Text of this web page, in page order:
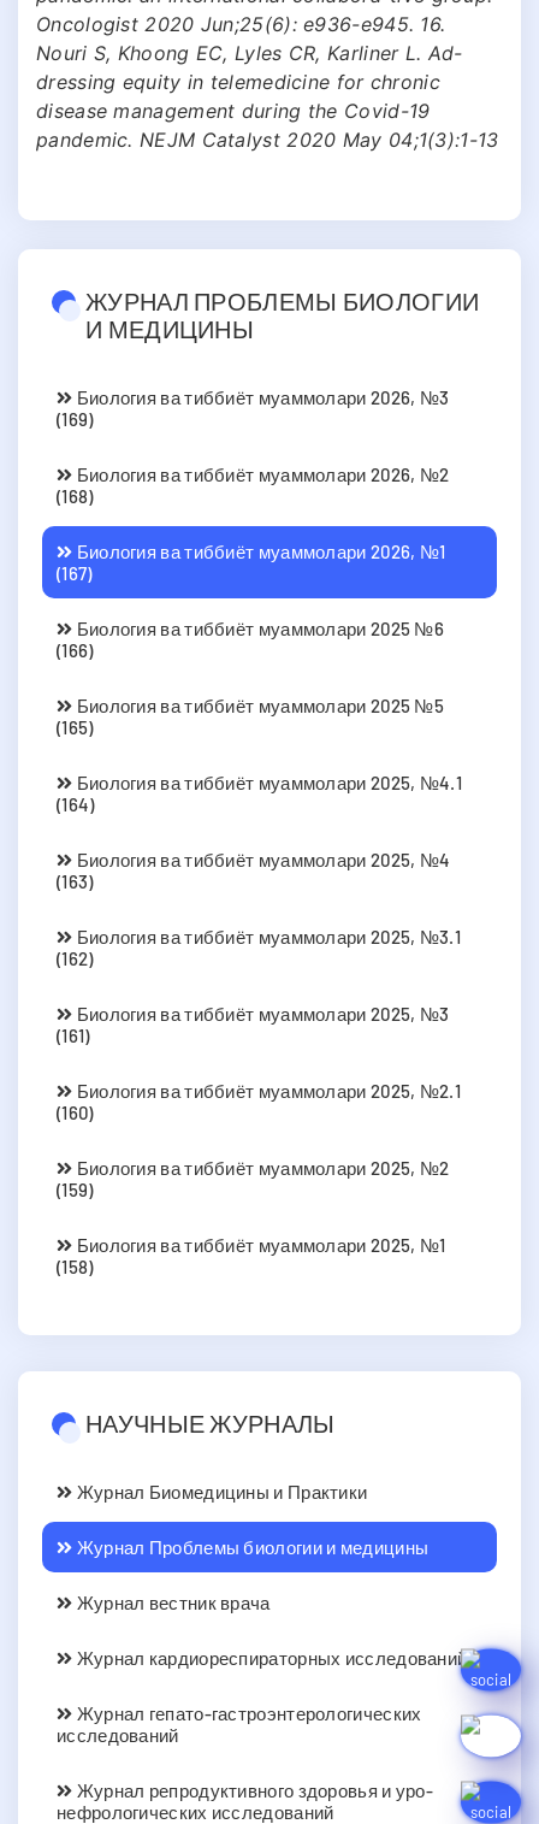
Oncologist 2020 Jun;25(6): e936-e945. 16.
Nouri S, Khoong EC, Lyles CR, Karliner L. Ad-
dressing equity in telemedicine for chronic
disease management during the Covid-19
pandemic. NEJM Catalyst 2020 May 04;1(3):1-13
ЖУРНАЛ ПРОБЛЕМЫ БИОЛОГИИ
И МЕДИЦИНЫ
Биология ва тиббиёт муаммолари 2026, №3
(169)
Биология ва тиббиёт муаммолари 2026, №2
(168)
Биология ва тиббиёт муаммолари 2026, №1
(167)
Биология ва тиббиёт муаммолари 2025 №6
(166)
Биология ва тиббиёт муаммолари 2025 №5
(165)
Биология ва тиббиёт муаммолари 2025, №4.1
(164)
Биология ва тиббиёт муаммолари 2025, №4
(163)
Биология ва тиббиёт муаммолари 2025, №3.1
(162)
Биология ва тиббиёт муаммолари 2025, №3
(161)
Биология ва тиббиёт муаммолари 2025, №2.1
(160)
Биология ва тиббиёт муаммолари 2025, №2
(159)
Биология ва тиббиёт муаммолари 2025, №1
(158)
НАУЧНЫЕ ЖУРНАЛЫ
Журнал Биомедицины и Практики
Журнал Проблемы биологии и медицины
Журнал вестник врача
Журнал кардиореспираторных исследований
Журнал гепато-гастроэнтерологических
исследований
Журнал репродуктивного здоровья и уро-
нефрологических исследований